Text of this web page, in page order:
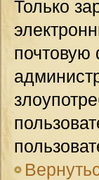
Только